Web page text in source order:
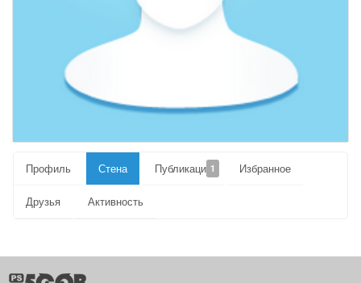
Профиль Стена Публикации1 Избранное
Друзья Активность